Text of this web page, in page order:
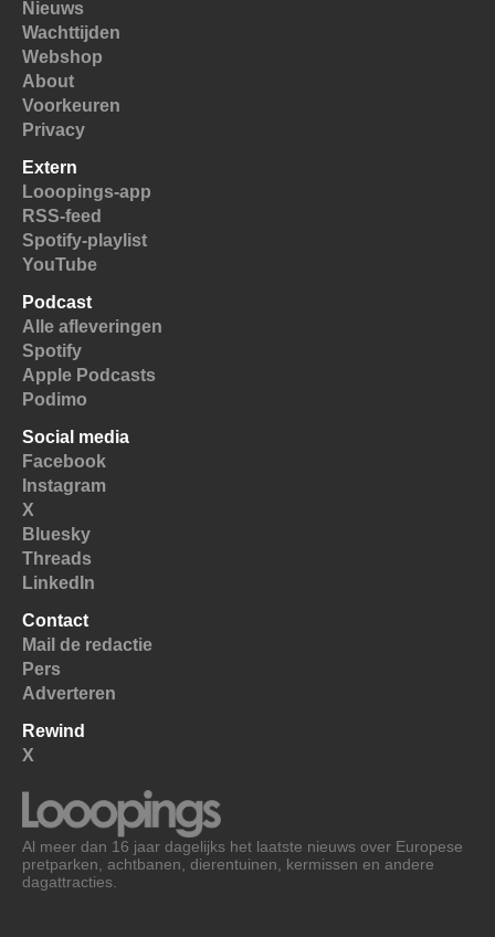
Nieuws
Wachttijden
Webshop
About
Voorkeuren
Privacy
Extern
Looopings-app
RSS-feed
Spotify-playlist
YouTube
Podcast
Alle afleveringen
Spotify
Apple Podcasts
Podimo
Social media
Facebook
Instagram
X
Bluesky
Threads
LinkedIn
Contact
Mail de redactie
Pers
Adverteren
Rewind
X
Al meer dan 16 jaar dagelijks het laatste nieuws over Europese
pretparken, achtbanen, dierentuinen, kermissen en andere
dagattracties.